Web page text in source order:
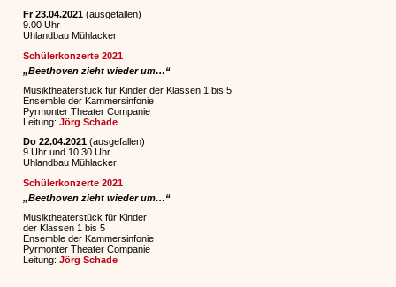
Fr 23.04.2021 (ausgefallen)
9.00 Uhr
Uhlandbau Mühlacker
Schülerkonzerte 2021
„Beethoven zieht wieder um…“
Musiktheaterstück für Kinder der Klassen 1 bis 5
Ensemble der Kammersinfonie
Pyrmonter Theater Companie
Leitung:Jörg Schade
Do 22.04.2021 (ausgefallen)
9 Uhr und 10.30 Uhr
Uhlandbau Mühlacker
Schülerkonzerte 2021
„Beethoven zieht wieder um…“
Musiktheaterstück für Kinder
der Klassen 1 bis 5
Ensemble der Kammersinfonie
Pyrmonter Theater Companie
Leitung:Jörg Schade